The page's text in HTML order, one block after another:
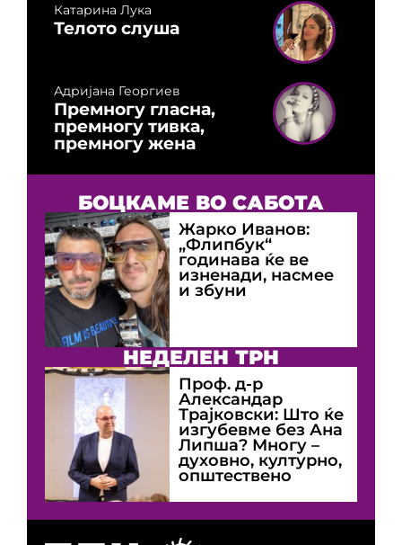
Катарина Лука
Телото слуша
Адријана Георгиев
Премногу гласна,
премногу тивка,
премногу жена
БОЦКАМЕ ВО САБОТА
Жарко Иванов:
„Флипбук“
годинава ќе ве
изненади, насмее
и збуни
НЕДЕЛЕН ТРН
Проф. д-р
Александар
Трајковски: Што ќе
изгубевме без Ана
Липша? Многу –
духовно, културно,
општествено